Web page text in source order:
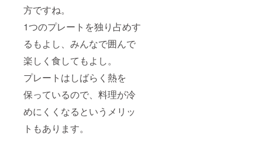
方ですね。
1つのプレートを独り占めす
るもよし、みんなで囲んで
楽しく食してもよし。
プレートはしばらく熱を
保っているので、料理が冷
めにくくなるというメリッ
トもあります。